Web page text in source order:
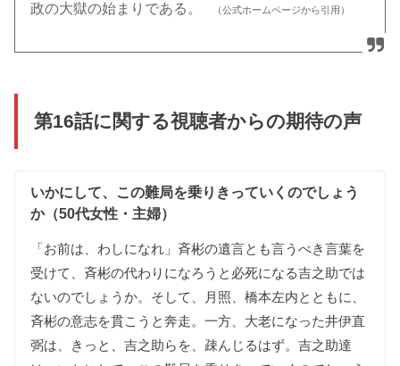
政の大獄の始まりである。
（公式ホームページから引用）
第16話に関する視聴者からの期待の声
いかに して、 この難局を乗りきっていくのでしょう
か（50代女性・主婦）
「お前は わしになれ 」 斉彬の遺言とも言うべき言葉を
受けて
斉彬の代わりになろうと 必死になる吉之助では
ないのでしょうか。 そして 月照 、橋本左内とともに
斉彬の意志を貫こうと奔走。一方 大老になった井伊直
弼は
きっと 、吉之助らを 疎んじるはず。吉之助達